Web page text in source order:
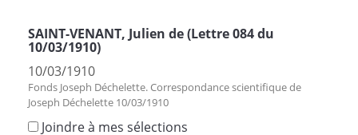
SAINT-VENANT, Julien de (Lettre 084 du
10/03/1910)
10/03/1910
Fonds Joseph Déchelette. Correspondance scientifique de
Joseph Déchelette 10/03/1910
Joindre à mes sélections